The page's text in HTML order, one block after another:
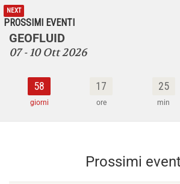
NEXT
PROSSIMI EVENTI
GEOFLUID
07 - 10 Ott 2026
58
giorni
17
ore
25
min
Prossimi